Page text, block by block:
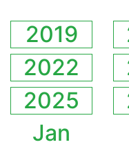
ー
2019
2022
2025
Jan